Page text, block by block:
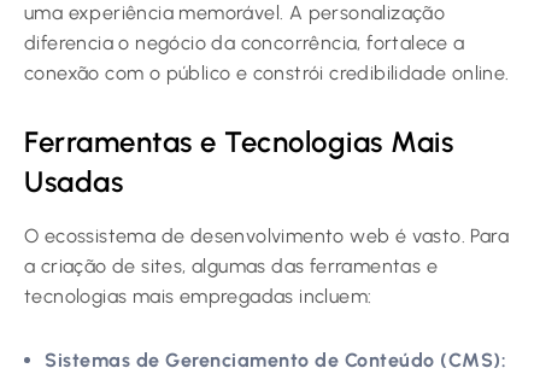
uma experiência memorável. A personalização
diferencia o negócio da concorrência, fortalece a
conexão com o público e constrói credibilidade online.
Ferramentas e Tecnologias Mais
Usadas
O ecossistema de desenvolvimento web é vasto. Para
a criação de sites, algumas das ferramentas e
tecnologias mais empregadas incluem:
Sistemas de Gerenciamento de Conteúdo (CMS):